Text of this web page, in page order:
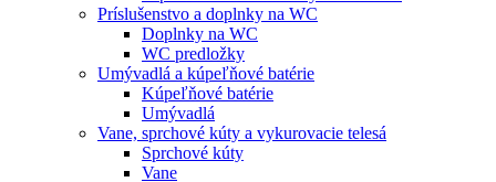
Príslušenstvo a doplnky na WC
Doplnky na WC
WC predložky
Umývadlá a kúpeľňové batérie
Kúpeľňové batérie
Umývadlá
Vane, sprchové kúty a vykurovacie telesá
Sprchové kúty
Vane